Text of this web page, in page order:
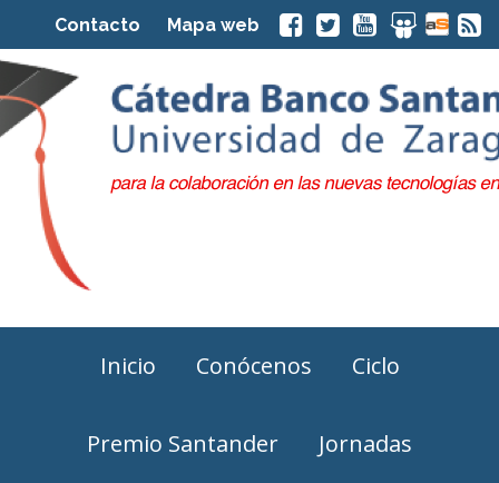
Contacto Mapa web
Inicio Conócenos Ciclo
Premio Santander Jornadas